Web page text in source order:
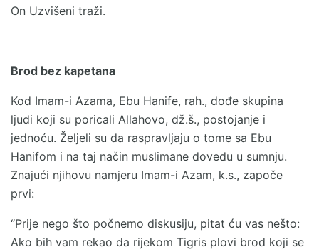
On Uzvišeni traži.
Brod bez kapetana
Kod Imam-i Azama, Ebu Hanife, rah., dođe skupina
ljudi koji su poricali Allahovo, dž.š., postojanje i
jednoću. Željeli su da raspravljaju o tome sa Ebu
Hanifom i na taj način muslimane dovedu u sumnju.
Znajući njihovu namjeru Imam-i Azam, k.s., započe
prvi:
“Prije nego što počnemo diskusiju, pitat ću vas nešto:
Ako bih vam rekao da rijekom Tigris plovi brod koji se